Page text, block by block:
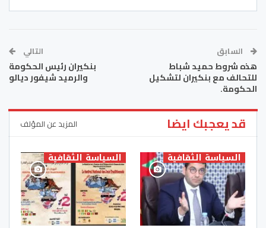
السابق
هذه شروط حميد شباط
للتحالف مع بنكيران لتشكيل
الحكومة.
التالي
بنكيران رئيس الحكومة
والرميد شيفور ديالو
قد يعجبك ايضا المزيد عن المؤلف
السياسة الثقافية السياسة الثقافية